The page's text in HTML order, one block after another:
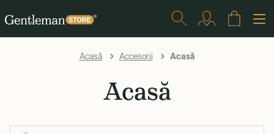
Acasă Accesorii Acasă
Acasă